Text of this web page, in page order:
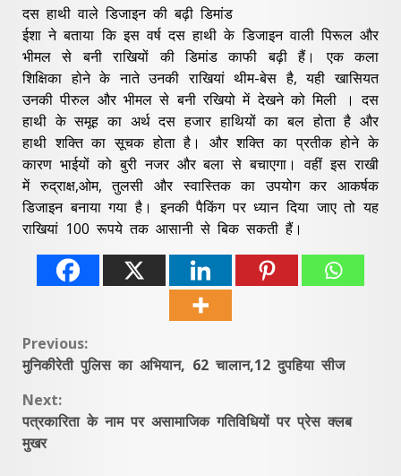
दस हाथी वाले डिजाइन की बढ़ी डिमांड
ईशा ने बताया कि इस वर्ष दस हाथी के डिजाइन वाली पिरूल और
भीमल से बनी राखियों की डिमांड काफी बढ़ी हैं। एक कला
शिक्षिका होने के नाते उनकी राखियां थीम-बेस है, यही खासियत
उनकी पीरुल और भीमल से बनी रखियो में देखने को मिली । दस
हाथी के समूह का अर्थ दस हजार हाथियों का बल होता है और
हाथी शक्ति का सूचक होता है। और शक्ति का प्रतीक होने के
कारण भाईयों को बुरी नजर और बला से बचाएगा। वहीं इस राखी
में रुद्राक्ष,ओम, तुलसी और स्वास्तिक का उपयोग कर आकर्षक
डिजाइन बनाया गया है। इनकी पैकिंग पर ध्यान दिया जाए तो यह
राखियां 100 रूपये तक आसानी से बिक सकती हैं।
Continue
Reading
Previous:
मुनिकीरेती पुलिस का अभियान, 62 चालान,12 दुपहिया सीज
Next:
पत्रकारिता के नाम पर असामाजिक गतिविधियों पर प्रेस क्लब
मुखर